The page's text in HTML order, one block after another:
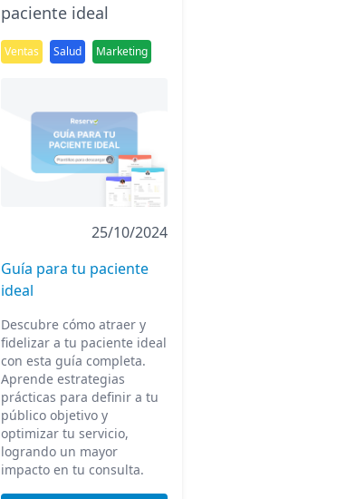
paciente ideal
Ventas Salud Marketing
25/10/2024
Guía para tu paciente
ideal
Descubre cómo atraer y
fidelizar a tu paciente ideal
con esta guía completa.
Aprende estrategias
prácticas para definir a tu
público objetivo y
optimizar tu servicio,
logrando un mayor
impacto en tu consulta.